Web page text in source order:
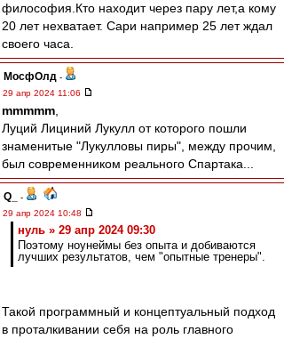
философия.Кто находит через пару лет,а кому
20 лет нехватает. Сари например 25 лет ждал
своего часа.
МосфОлд -
29 апр 2024 11:06
mmmmm
Луций Лициний Лукулл от которого пошли
знаменитые "Лукулловы пиры", между прочим,
был современником реального Спартака...
Q_
-
29 апр 2024 10:48
нуль » 29 апр 2024 09:30
Поэтому ноунеймы без опыта и добиваются
лучших результатов, чем "опытные тренеры".
Такой программный и концептуальный подход
в проталкивании себя на роль главного